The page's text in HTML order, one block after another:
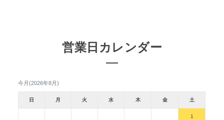
営業日カレンダー
今月(2026年8月)
日 月 火 水 木 金 土
1